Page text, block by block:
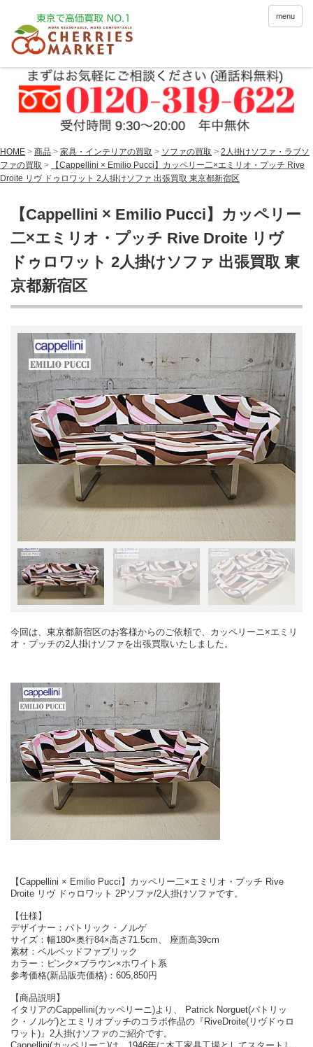
menu
HOME > 商品 > 家具・インテリアの買取 > ソファの買取 > 2人掛けソファ・ラブソ
ファの買取 >
【Cappellini × Emilio Pucci】カッペリー二×エミリオ・プッチ Rive
Droite リヴ ドゥロワット 2人掛けソファ 出張買取 東京都新宿区
【Cappellini × Emilio Pucci】カッペリー
二×エミリオ・プッチ Rive Droite リヴ
ドゥロワット 2人掛けソファ 出張買取 東
京都新宿区
今回は、東京都新宿区のお客様からのご依頼で、カッペリーニ×エミリ
オ・プッチの2人掛けソファを出張買取いたしました。
【Cappellini × Emilio Pucci】カッペリー二×エミリオ・プッチ Rive
Droite リヴ ドゥロワット 2Pソファ/2人掛けソファです。
【仕様】
デザイナー：パトリック・ノルゲ
サイズ：幅180×奥行84×高さ71.5cm、 座面高39cm
素材：ベルベッドファブリック
カラー：ピンク×ブラウン×ホワイト系
参考価格(新品販売価格)：605,850円
【商品説明】
イタリアのCappellini(カッペリーニ)より、 Patrick Norguet(パトリッ
ク・ノルゲ)とエミリオプッチのコラボ作品の『RiveDroite(リヴドゥロ
ワット)』2人掛けソファのご紹介です。